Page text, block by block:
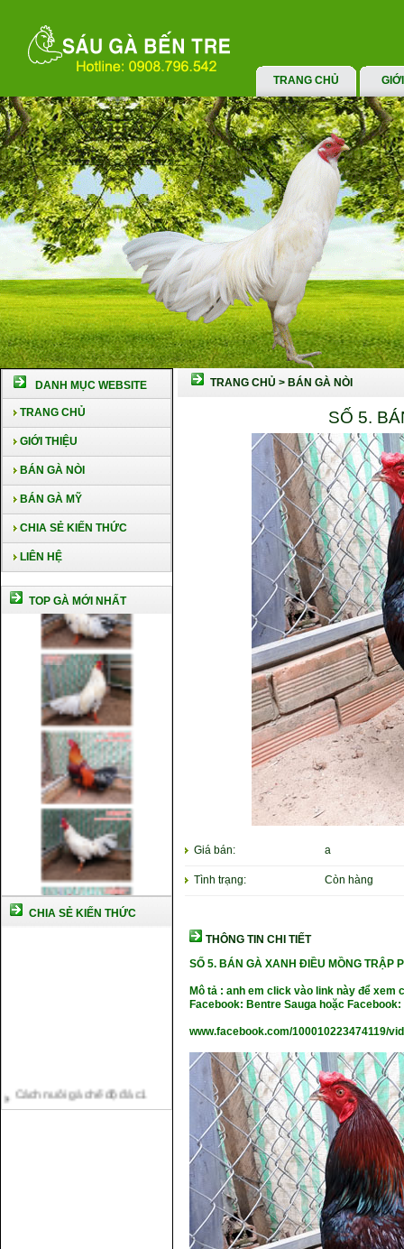
TRANG CHỦ
DANH MỤC WEBSITE
TRANG CHỦ
GIỚI THIỆU
BÁN GÀ NÒI
BÁN GÀ MỸ
CHIA SẺ KIẾN THỨC
LIÊN HỆ
TOP GÀ MỚI NHẤT
CHIA SẺ KIẾN THỨC
Cách nuôi gà đông tảo thuần
chủng
TRANG CHỦ > BÁN GÀ NÒI
SỐ 5.
Giá bán: a
Tình trạng: Còn hàng
THÔNG TIN CHI TIẾT
SỐ 5.BÁN GÀ XANH ĐIỀU MỒNG TRẬP
Mô tả : anh em click vào link này để
Facebook: Bentre Sauga hoặc Facebook:
www.facebook.com/100010223474119/